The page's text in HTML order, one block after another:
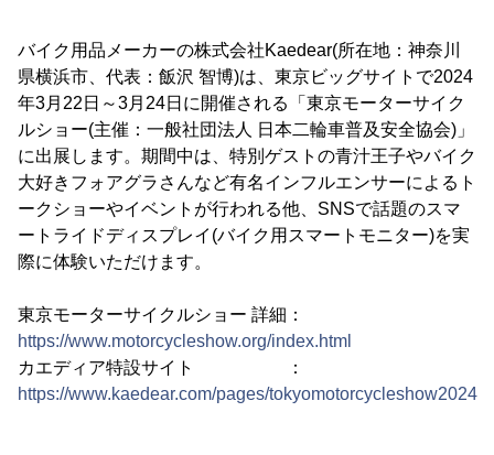
バイク用品メーカーの株式会社Kaedear(所在地：神奈川
県横浜市、代表：飯沢 智博)は、東京ビッグサイトで2024
年3月22日～3月24日に開催される「東京モーターサイク
ルショー(主催：一般社団法人 日本二輪車普及安全協会)」
に出展します。期間中は、特別ゲストの青汁王子やバイク
大好きフォアグラさんなど有名インフルエンサーによるト
ークショーやイベントが行われる他、SNSで話題のスマ
ートライドディスプレイ(バイク用スマートモニター)を実
際に体験いただけます。
東京モーターサイクルショー 詳細：
https://www.motorcycleshow.org/index.html
カエディア特設サイト ：
https://www.kaedear.com/pages/tokyomotorcycleshow2024